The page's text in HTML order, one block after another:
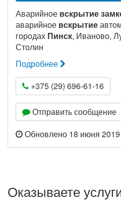
Аварийное вскрытие
аварийное вскрытие
городах Пинск, Иваново,
Столин
Подробнее
+375 (29) 696-61-16
Отправить сообщение
Обновлено 18 июня 2019
Оказываете